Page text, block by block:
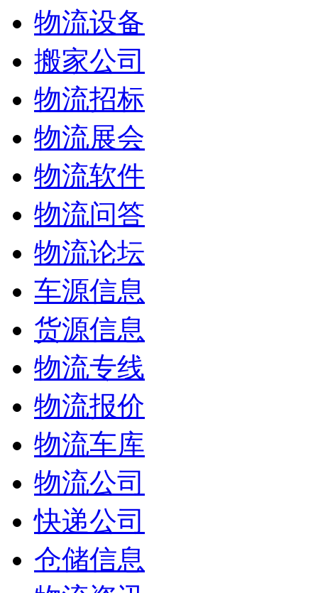
物流设备
搬家公司
物流招标
物流展会
物流软件
物流问答
物流论坛
车源信息
货源信息
物流专线
物流报价
物流车库
物流公司
快递公司
仓储信息